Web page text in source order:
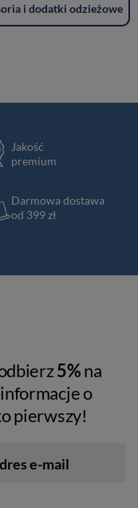
i dodatki odzieżowe
Jakość
premium
Darmowa dostawa
od 399 zł
5%na
o
pierwszy!
e-mail